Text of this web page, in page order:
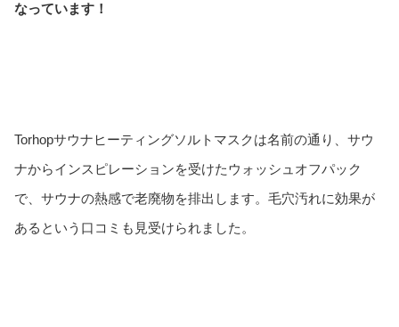
なっています！
Torhopサウナヒーティングソルトマスクは名前の通り、サウ
ナからインスピレーションを受けたウォッシュオフパック
で、サウナの熱感で老廃物を排出します。毛穴汚れに効果が
あるという口コミも見受けられました。